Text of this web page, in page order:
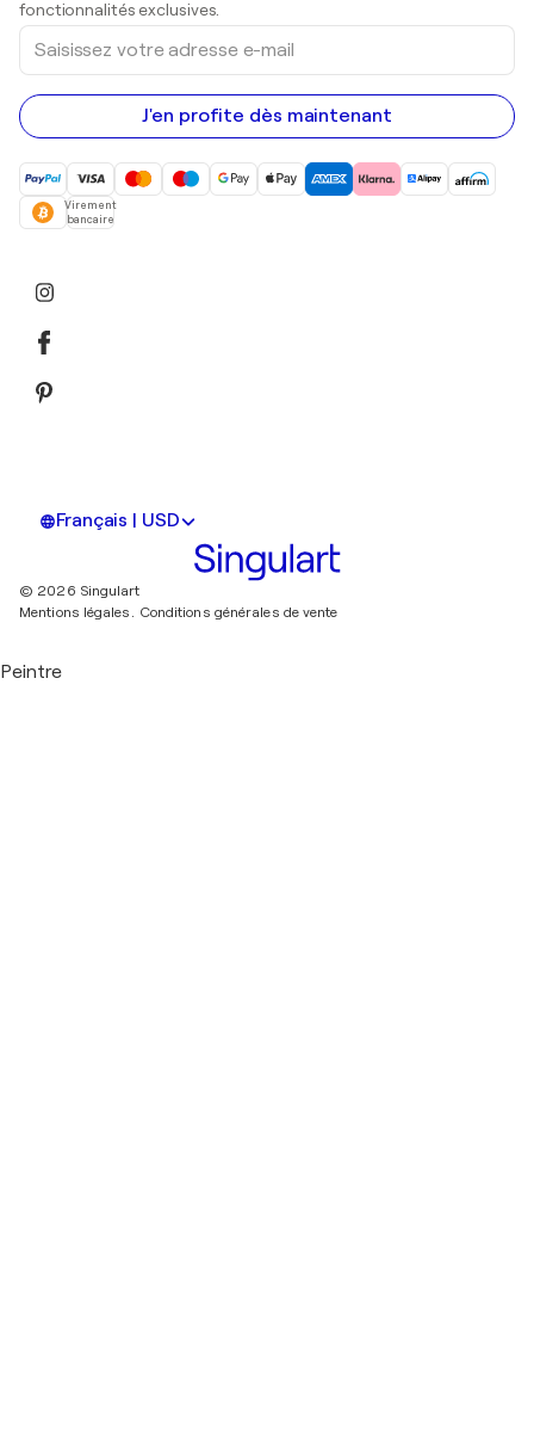
fonctionnalités exclusives.
Saisissez
votre
adresse
e-
mail
J'en profite dès maintenant
Virement
bancaire
Français | USD
© 2026 Singulart
Mentions légales. Conditions générales de vente
Peintre